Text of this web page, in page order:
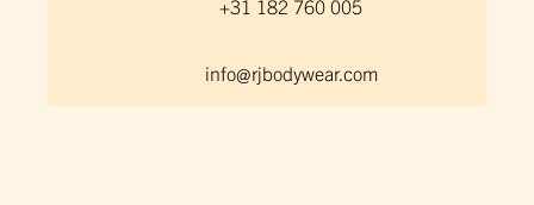
+31 182 760 005
info@rjbodywear.com